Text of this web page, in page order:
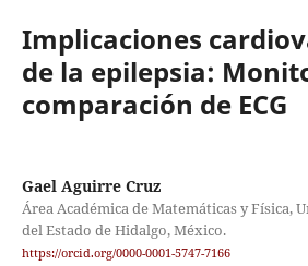
Implicaciones
de la epilepsia:
comparación de ECG
Gael Aguirre Cruz
Área Académica de Matemáticas y Física,
del Estado de Hidalgo, México.
https://orcid.org/0000-0001-5747-7166